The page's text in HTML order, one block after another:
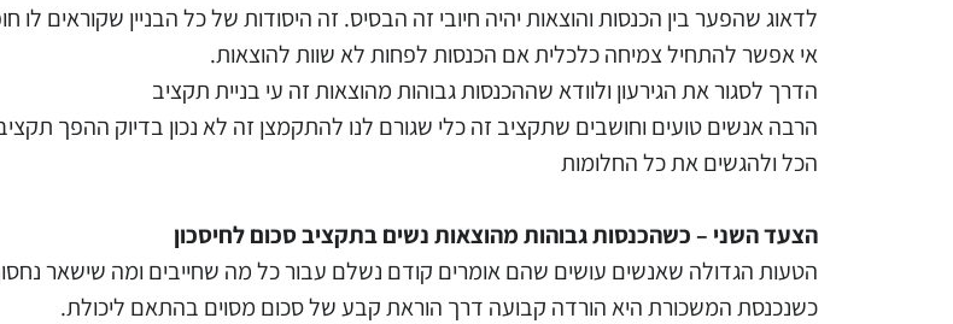
לדאוג שהפער בין הכנסות והוצאות יהיה חיובי זה הבסיס. זה היסודות של כל הבניין שקוראים לו
אי אפשר להתחיל צמיחה כלכלית אם הכנסות לפחות לא שוות להוצאות.
הדרך לסגור את הגירעון ולוודא שההכנסות גבוהות מהוצאות זה עי בניית תקציב
הרבה אנשים טועים וחושבים שתקציב זה כלי שגורם לנו להתקמצן זה לא נכון בדיוק ההפך
הכל ולהגשים את כל החלומות
הצעד השני – כשהכנסות גבוהות מהוצאות נשים בתקציב סכום לחיסכון
הטעות הגדולה שאנשים עושים שהם אומרים קודם נשלם עבור כל מה שחייבים ומה שישאר
כשנכנסת המשכורת היא הורדה קבועה דרך הוראת קבע של סכום מסוים בהתאם ליכולת.